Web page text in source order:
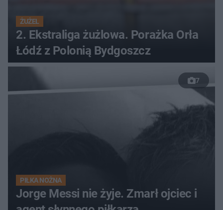
ŻUŻEL
2. Ekstraliga żużlowa. Porażka Orła
Łódź z Polonią Bydgoszcz
7
PIŁKA NOŻNA
Jorge Messi nie żyje. Zmarł ojciec i